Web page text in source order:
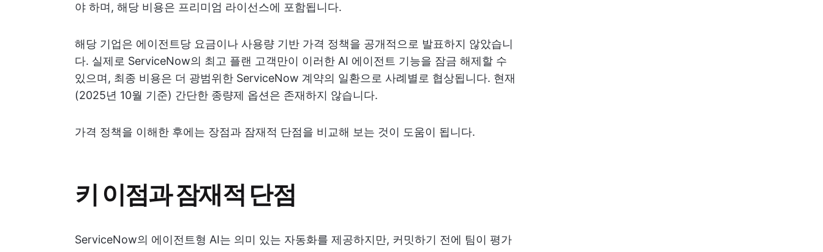
야 하며, 해당 비용은 프리미엄 라이선스에 포함됩니다.
해당 기업은 에이전트당 요금이나 사용량 기반 가격 정책을 공개적으로 발표하지 않았습니
다. 실제로 ServiceNow의 최고 플랜 고객만이 이러한 AI 에이전트 기능을 잠금 해제할 수
있으며, 최종 비용은 더 광범위한 ServiceNow 계약의 일환으로 사례별로 협상됩니다. 현재
(2025년 10월 기준) 간단한 종량제 옵션은 존재하지 않습니다.
가격 정책을 이해한 후에는 장점과 잠재적 단점을 비교해 보는 것이 도움이 됩니다.
키 이점과 잠재적 단점
ServiceNow의 에이전트형 AI는 의미 있는 자동화를 제공하지만, 커밋하기 전에 팀이 평가